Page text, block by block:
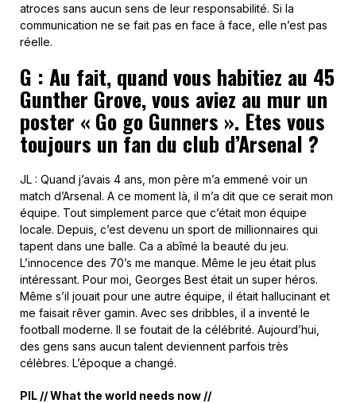
atroces sans aucun sens de leur responsabilité. Si la
communication ne se fait pas en face à face, elle n’est pas
réelle.
G : Au fait, quand vous habitiez au 45
Gunther Grove, vous aviez au mur un
poster « Go go Gunners ». Etes vous
toujours un fan du club d’Arsenal ?
JL : Quand j’avais 4 ans, mon père m’a emmené voir un
match d’Arsenal. A ce moment là, il m’a dit que ce serait mon
équipe. Tout simplement parce que c’était mon équipe
locale. Depuis, c’est devenu un sport de millionnaires qui
tapent dans une balle. Ca a abîmé la beauté du jeu.
L’innocence des 70’s me manque. Même le jeu était plus
intéressant. Pour moi, Georges Best était un super héros.
Même s’il jouait pour une autre équipe, il était hallucinant et
me faisait rêver gamin. Avec ses dribbles, il a inventé le
football moderne. Il se foutait de la célébrité. Aujourd’hui,
des gens sans aucun talent deviennent parfois très
célèbres. L’époque a changé.
PIL // What the world needs now //